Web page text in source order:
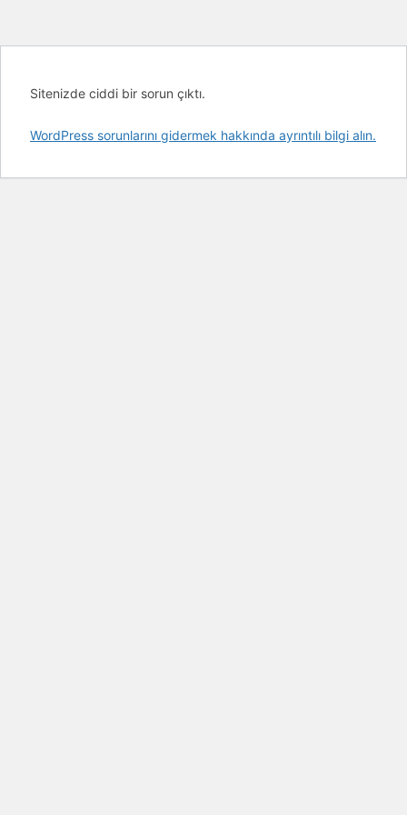
Sitenizde ciddi bir sorun çıktı.
WordPress sorunlarını gidermek hakkında ayrıntılı bilgi alın.